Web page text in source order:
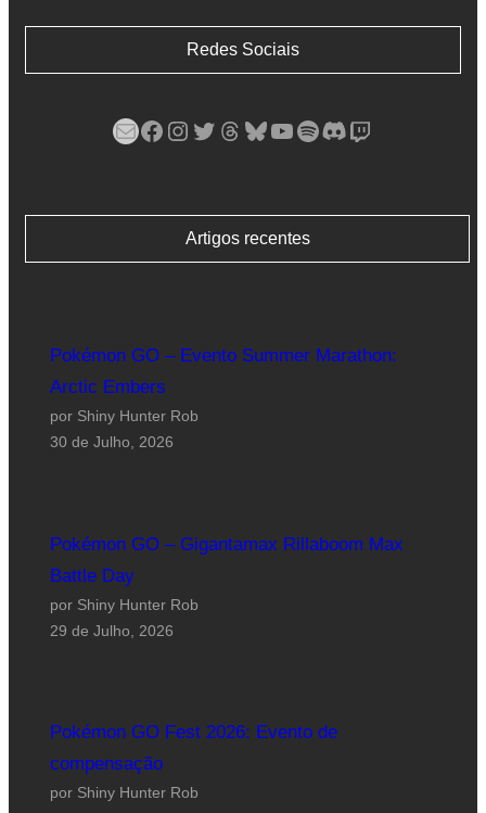
Redes Sociais
Mail Facebook Instagram Twitter Threads Bluesky YouTube Spotify Discord Twitch
Artigos recentes
Pokémon GO – Evento Summer Marathon:
Arctic Embers
por Shiny Hunter Rob
30 de Julho, 2026
Pokémon GO – Gigantamax Rillaboom Max
Battle Day
por Shiny Hunter Rob
29 de Julho, 2026
Pokémon GO Fest 2026: Evento de
compensação
por Shiny Hunter Rob